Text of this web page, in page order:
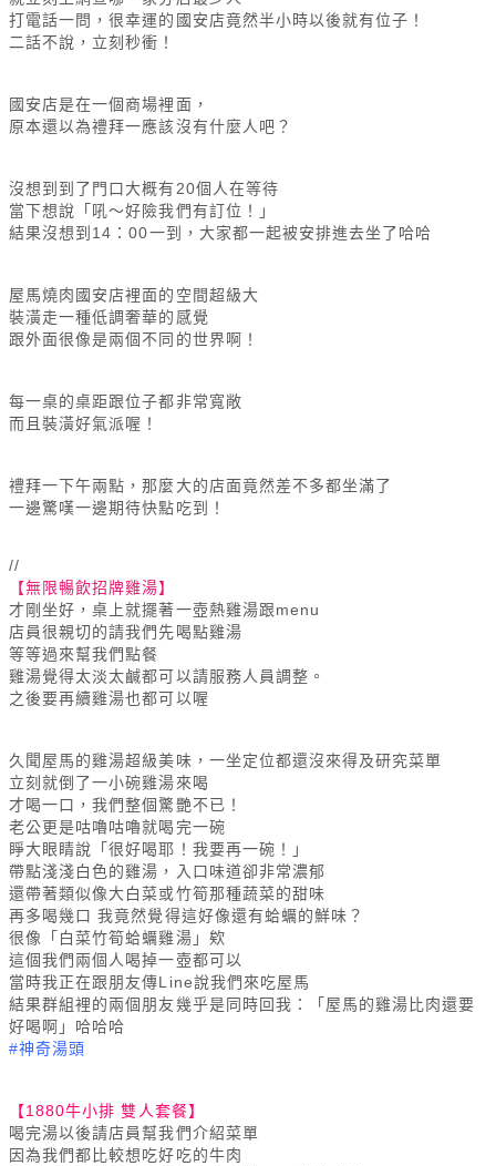
打電話一問，很幸運的國安店竟然半小時以後就有位子！
二話不說，立刻秒衝！
國安店是在一個商場裡面，
原本還以為禮拜一應該沒有什麼人吧？
沒想到到了門口大概有20個人在等待
當下想說「吼～好險我們有訂位！」
結果沒想到14：00一到，大家都一起被安排進去坐了哈哈
屋馬燒肉國安店裡面的空間超級大
裝潢走一種低調奢華的感覺
跟外面很像是兩個不同的世界啊！
每一桌的桌距跟位子都非常寬敞
而且裝潢好氣派喔！
禮拜一下午兩點，那麼大的店面竟然差不多都坐滿了
一邊驚嘆一邊期待快點吃到！
//
【無限暢飲招牌雞湯】
才剛坐好，桌上就擺著一壺熱雞湯跟menu
店員很親切的請我們先喝點雞湯
等等過來幫我們點餐
雞湯覺得太淡太鹹都可以請服務人員調整。
之後要再續雞湯也都可以喔
久聞屋馬的雞湯超級美味，一坐定位都還沒來得及研究菜單
立刻就倒了一小碗雞湯來喝
才喝一口，我們整個驚艷不已！
老公更是咕嚕咕嚕就喝完一碗
睜大眼睛說「很好喝耶！我要再一碗！」
帶點淺淺白色的雞湯，入口味道卻非常濃郁
還帶著類似像大白菜或竹筍那種蔬菜的甜味
再多喝幾口 我竟然覺得這好像還有蛤蠣的鮮味？
很像「白菜竹筍蛤蠣雞湯」欸
這個我們兩個人喝掉一壺都可以
當時我正在跟朋友傳Line說我們來吃屋馬
結果群組裡的兩個朋友幾乎是同時回我：「屋馬的雞湯比肉還要
好喝啊」哈哈哈
#神奇湯頭
【1880牛小排 雙人套餐】
喝完湯以後請店員幫我們介紹菜單
因為我們都比較想吃好吃的牛肉